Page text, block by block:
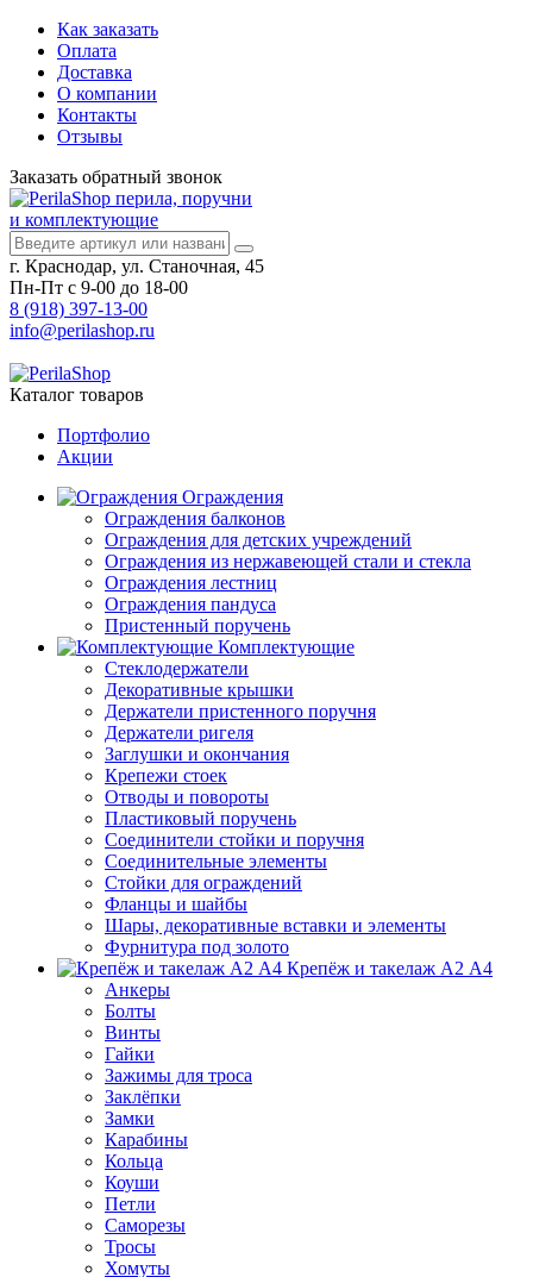
Как заказать
Оплата
Доставка
О компании
Контакты
Отзывы
Заказать обратный звонок
перила, поручни
и комплектующие
г. Краснодар, ул. Станочная, 45
Пн-Пт с 9-00 до 18-00
8 (918) 397-13-00
info@perilashop.ru
Каталог товаров
Портфолио
Акции
Ограждения
Ограждения балконов
Ограждения для детских учреждений
Ограждения из нержавеющей стали и стекла
Ограждения лестниц
Ограждения пандуса
Пристенный поручень
Комплектующие
Стеклодержатели
Декоративные крышки
Держатели пристенного поручня
Держатели ригеля
Заглушки и окончания
Крепежи стоек
Отводы и повороты
Пластиковый поручень
Соединители стойки и поручня
Соединительные элементы
Стойки для ограждений
Фланцы и шайбы
Шары, декоративные вставки и элементы
Фурнитура под золото
Крепёж и такелаж А2 А4
Анкеры
Болты
Винты
Гайки
Зажимы для троса
Заклёпки
Замки
Карабины
Кольца
Коуши
Петли
Саморезы
Тросы
Хомуты